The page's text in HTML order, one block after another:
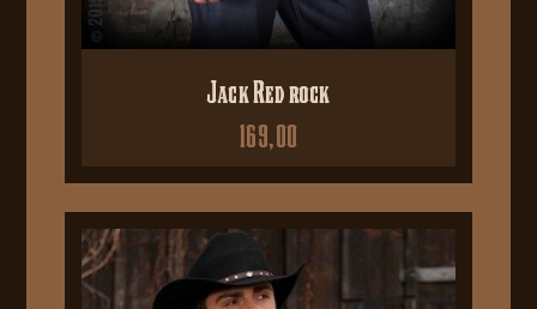
Jack Red rock
169,00